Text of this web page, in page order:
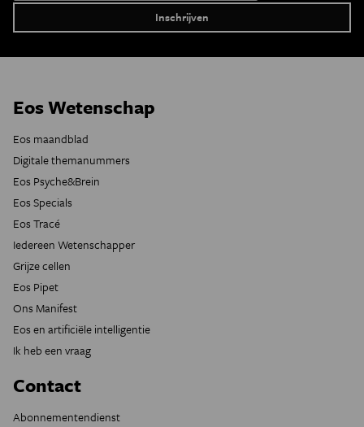
Eos Wetenschap
Eos maandblad
Digitale themanummers
Eos Psyche&Brein
Eos Specials
Eos Tracé
Iedereen Wetenschapper
Grijze cellen
Eos Pipet
Ons Manifest
Eos en artificiële intelligentie
Ik heb een vraag
Contact
Abonnementendienst